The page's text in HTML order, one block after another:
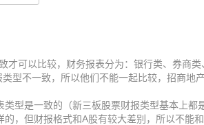
才可以比较，财务报表分为：银行类、券商
型不一致，所以他们不能一起比较，招商地
型是一致的（新三板股票财报类型基本上都
，但财报格式和A股有较大差别，所以不能